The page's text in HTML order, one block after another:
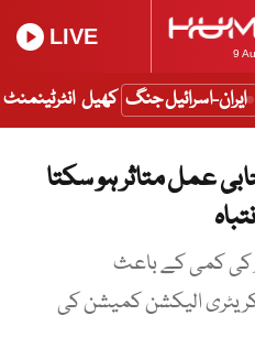
9
LIVE
ایران-اسرائیل جنگ کھیل انٹرٹینمنٹ
عمل متاثر ہو سکتا
کی کمی کے باعث
الیکشن کمیشن کی